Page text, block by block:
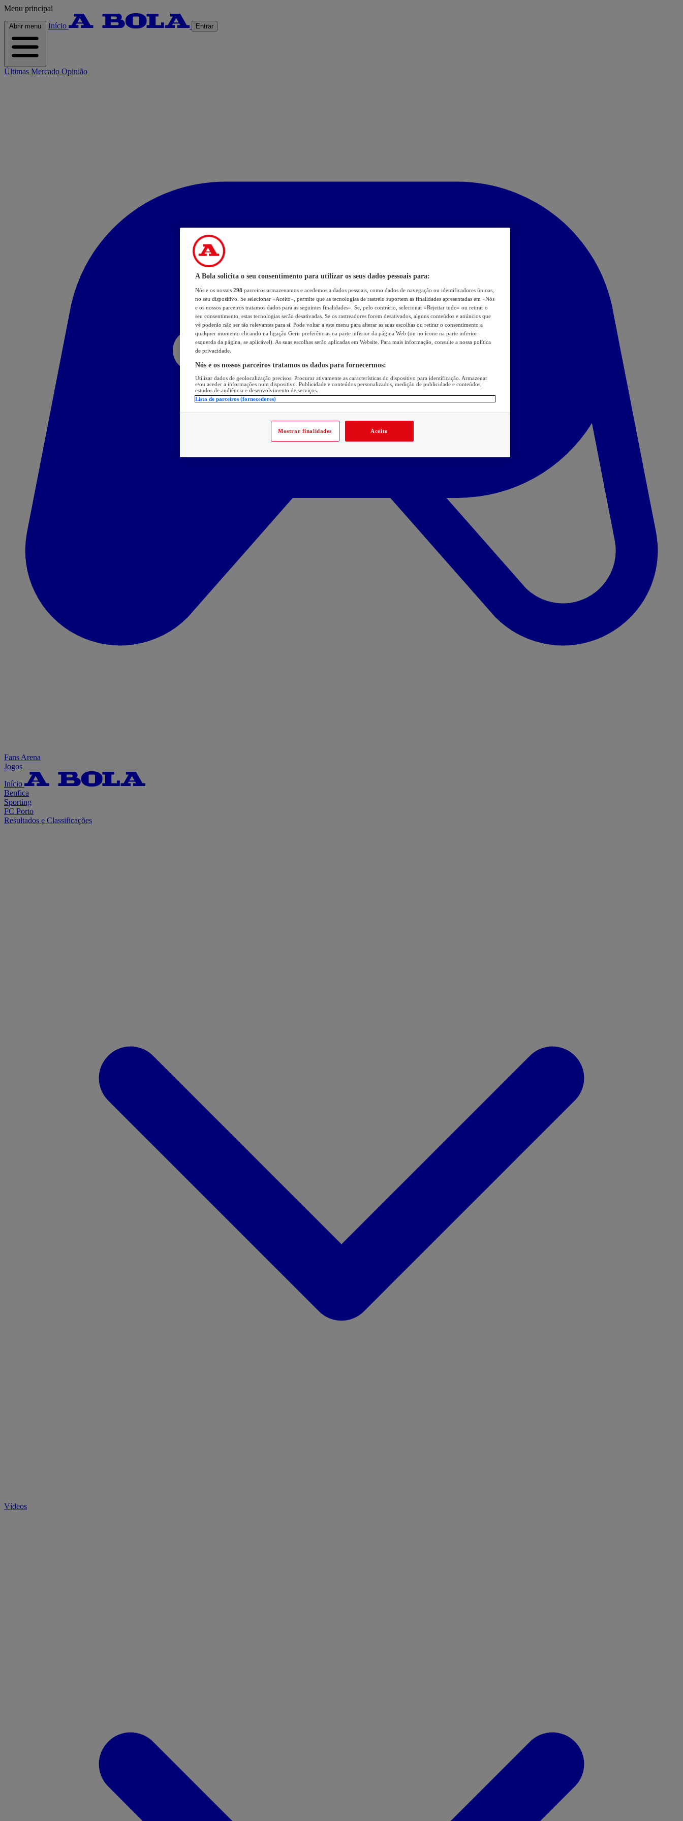
Menu principal
Abrir menu Início Entrar
Últimas Mercado Opinião
Fans Arena
Jogos
Início
Benfica
Sporting
FC Porto
Resultados e Classificações
Vídeos
A Bola solicita o seu consentimento para utilizar os seus dados pessoais para:
Nós e os nossos 298 parceiros armazenamos e acedemos a dados pessoais, como dados de navegação ou identificadores únicos,
no seu dispositivo. Se selecionar «Aceito», permite que as tecnologias de rastreio suportem as finalidades apresentadas em «Nós
e os nossos parceiros tratamos dados para as seguintes finalidades». Se, pelo contrário, selecionar «Rejeitar tudo» ou retirar o
seu consentimento, estas tecnologias serão desativadas. Se os rastreadores forem desativados, alguns conteúdos e anúncios que
vê poderão não ser tão relevantes para si. Pode voltar a este menu para alterar as suas escolhas ou retirar o consentimento a
qualquer momento clicando na ligação Gerir preferências na parte inferior da página Web (ou no ícone na parte inferior
esquerda da página, se aplicável). As suas escolhas serão aplicadas em Website. Para mais informação, consulte a nossa política
de privacidade.
Nós e os nossos parceiros tratamos os dados para fornecermos:
Utilizar dados de geolocalização precisos. Procurar ativamente as características do dispositivo para identificação. Armazenar
e/ou aceder a informações num dispositivo. Publicidade e conteúdos personalizados, medição de publicidade e conteúdos,
estudos de audiência e desenvolvimento de serviços.
Lista de parceiros (fornecedores)
Mostrar finalidades Aceito